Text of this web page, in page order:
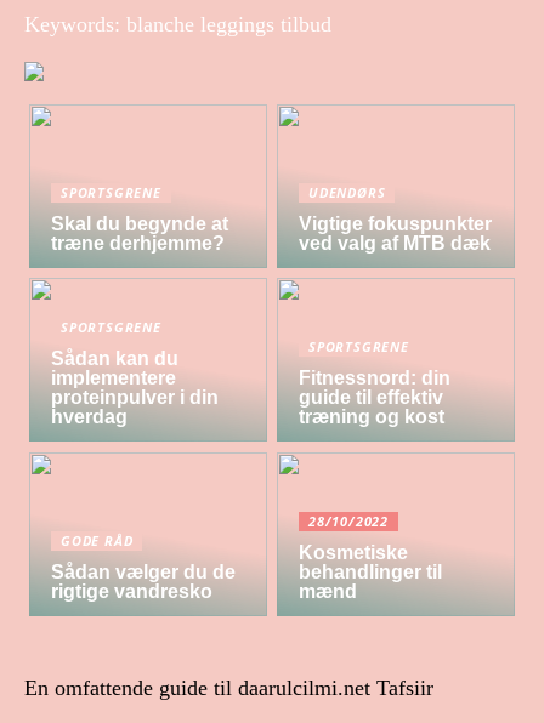
Keywords: blanche leggings tilbud
SPORTSGRENE
Skal du begynde at
træne derhjemme?
UDENDØRS
Vigtige fokuspunkter
ved valg af MTB dæk
SPORTSGRENE
Sådan kan du
implementere
proteinpulver i din
hverdag
SPORTSGRENE
Fitnessnord: din
guide til effektiv
træning og kost
GODE RÅD
Sådan vælger du de
rigtige vandresko
28/10/2022
Kosmetiske
behandlinger til
mænd
En omfattende guide til daarulcilmi.net Tafsiir